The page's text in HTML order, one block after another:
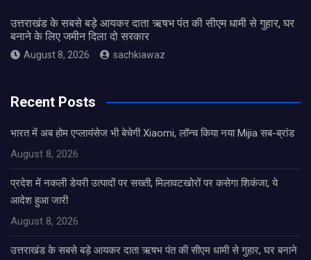
उत्तराखंड के सबसे बड़े आयकर दाता ऋषभ पंत की सीएम धामी से गुहार, घर
बनाने के लिए जमीन दिला दो सरकार
August 8, 2026 sachkiawaz
Recent Posts
भारत में अब होम एप्लायंसेज भी बेचेगी Xiaomi, लॉन्च किया नया Mijia सब-ब्रांड
August 8, 2026
प्रदेश में नकली डेयरी उत्पादों पर सख्ती, मिलावटखोरों पर कसेगा शिकंजा, ये
आदेश हुआ जारी
August 8, 2026
उत्तराखंड के सबसे बड़े आयकर दाता ऋषभ पंत की सीएम धामी से गुहार, घर बनाने